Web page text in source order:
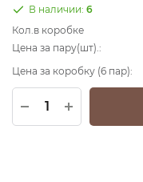
В наличии: 6
Кол.в коробке
Цена за пару(шт).:
Цена за коробку (6 пар):